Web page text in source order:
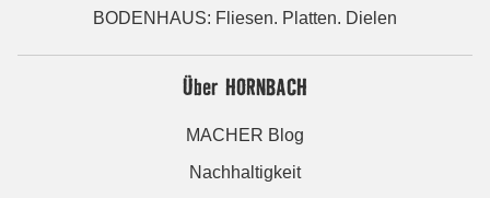
BODENHAUS: Fliesen. Platten. Dielen
Über HORNBACH
MACHER Blog
Nachhaltigkeit